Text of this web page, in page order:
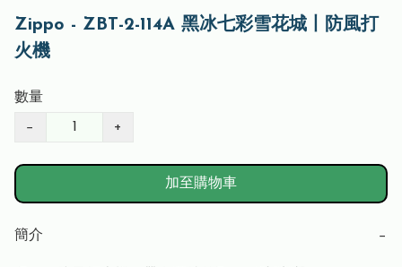
Zippo - ZBT-2-114A 黑冰七彩雪花城丨防風打
火機
數量
− +
加至購物車
簡介 −